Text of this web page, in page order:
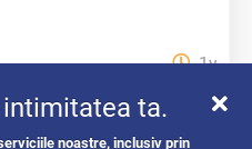
1y
ta.
noastre, inclusiv prin